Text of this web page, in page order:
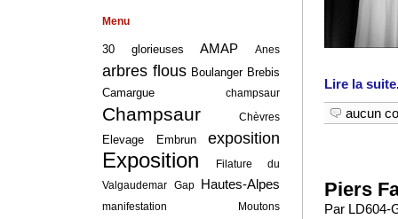
Lire la suite
aucun
Piers
Par LD604-
Menu
30 glorieuses AMAP Anes
arbres flous Boulanger Brebis
Camargue
champsaur
Champsaur Chèvres
Elevage Embrun exposition
Exposition
Filature du
Valgaudemar Gap Hautes-Alpes
manifestation Moutons